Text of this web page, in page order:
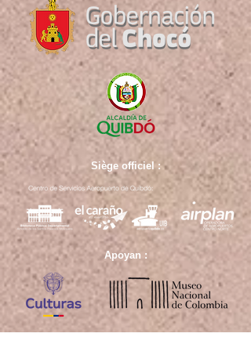
Siège officiel :
Apoyan :